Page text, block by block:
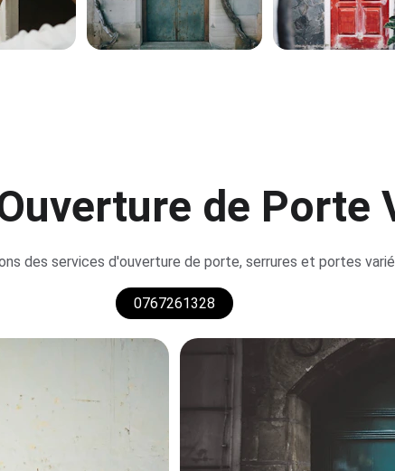
de Porte
des services d'ouverture de porte, serrures et portes
0767261328